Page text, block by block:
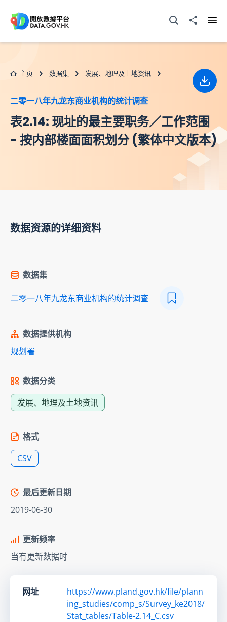
打开搜寻器分享至
主页 数据集 发展、地理及土地资讯
二零一八年九龙东商业机构的统计调查
表2.14: 现址的最主要职务／工作范围
- 按内部楼面面积划分 (繁体中文版本)
下载
数据资源的详细资料
数据集
二零一八年九龙东商业机构的统计调查
数据提供机构
规划署
数据分类
发展、地理及土地资讯
格式
CSV
最后更新日期
2019-06-30
更新频率
当有更新数据时
网址
https://www.pland.gov.hk/file/plann
ing_studies/comp_s/Survey_ke2018/
Stat_tables/Table-2.14_C.csv